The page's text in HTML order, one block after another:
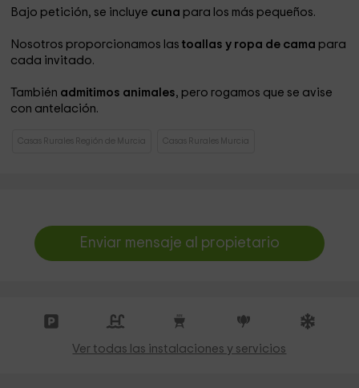
Bajo petición, se incluye cuna para los más pequeños.
Nosotros proporcionamos las toallas y ropa de cama para
cada invitado.
También admitimos animales, pero rogamos que se avise
con antelación.
Casas Rurales Región de Murcia Casas Rurales Murcia
Enviar mensaje al propietario
Ver todas las instalaciones y servicios